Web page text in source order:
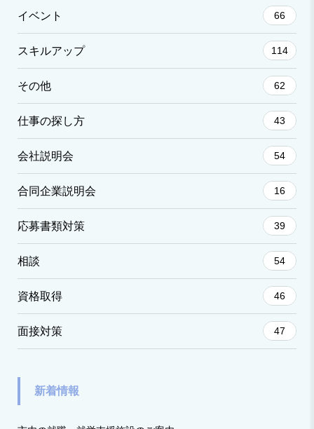
イベント 66
スキルアップ 114
その他 62
仕事の探し方 43
会社説明会 54
合同企業説明会 16
応募書類対策 39
相談 54
資格取得 46
面接対策 47
新着情報